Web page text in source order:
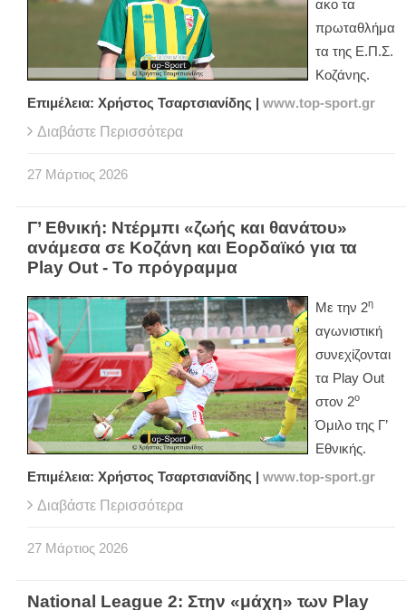
ακο τα
πρωταθλήμα
τα της Ε.Π.Σ.
Κοζάνης.
Επιμέλεια: Χρήστος Τσαρτσιανίδης | www.top-sport.gr
Διαβάστε Περισσότερα
27 Μάρτιος 2026
Γ’ Εθνική: Ντέρμπι «ζωής και θανάτου»
ανάμεσα σε Κοζάνη και Εορδαϊκό για τα
Play Out - Το πρόγραμμα
Με την 2η
αγωνιστική
συνεχίζονται
τα Play Out
στον 2ο
Όμιλο της Γ’
Εθνικής.
Επιμέλεια: Χρήστος Τσαρτσιανίδης | www.top-sport.gr
Διαβάστε Περισσότερα
27 Μάρτιος 2026
National League 2: Στην «μάχη» των Play